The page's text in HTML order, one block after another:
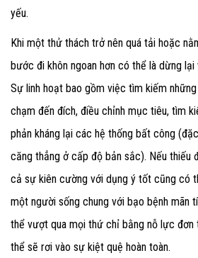
yếu.
Khi một thử thách trở nên quá tải hoặc
bước đi khôn ngoan hơn có thể là dừng lại
Sự linh hoạt bao gồm việc tìm kiếm
chạm đến đích, điều chỉnh mục tiêu, tìm
phản kháng lại các hệ thống bất công
căng thẳng ở cấp độ bản sắc). Nếu thiếu
cả sự kiên cường với dụng ý tốt cũng có
một người sống chung với bạo bệnh mãn
thể vượt qua mọi thứ chỉ bằng nỗ lực đơn
thể sẽ rơi vào sự kiệt quệ hoàn toàn.